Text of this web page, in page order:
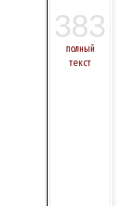
383
полный
текст